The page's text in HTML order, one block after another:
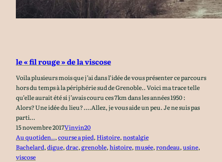
le « fil rouge » de la viscose
Voila plusieurs mois que j’ai dans l’idée de vous présenter ce parcours
hors du temps à la périphérie sud de Grenoble.. Voici ma trace telle
qu’elle aurait été si j’avais couru ces 7km dans les années 1950 :
Alors? Une idée du lieu? ….Allez, je vous aide un peu. Je ne suis pas
parti…
15 novembre 2017Vinvin20
Au quotiden.., course a pied, Histoire, nostalgie
Bachelard, digue, drac, grenoble, histoire, musée, rondeau, usine
viscose